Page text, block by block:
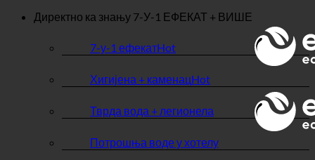
Директно ка знању 7-У-1 ЕФЕКАТ + ВИШЕ
7-у-1 ефекат
Хигијена + каменац
Тврда вода + легионела
Потрошња воде у хотелу